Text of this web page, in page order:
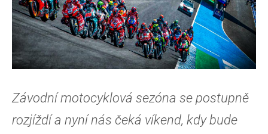
Závodní motocyklová sezóna se postupně
rozjíždí a nyní nás čeká víkend, kdy bude